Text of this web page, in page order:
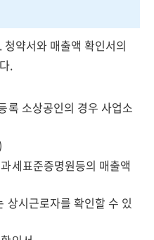
약서와 매출액 확인서의
.
록 소상공인의 경우 사업소
세표준증명원등의 매출액
상시근로자를 확인할 수 있